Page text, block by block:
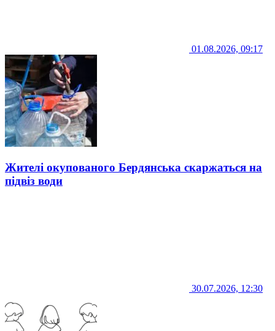
01.08.2026, 09:17
Жителі окупованого Бердянська скаржаться на
підвіз води
30.07.2026, 12:30